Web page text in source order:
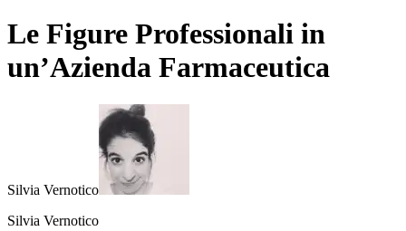
Le Figure Professionali in
un’Azienda Farmaceutica
Silvia Vernotico
Silvia Vernotico